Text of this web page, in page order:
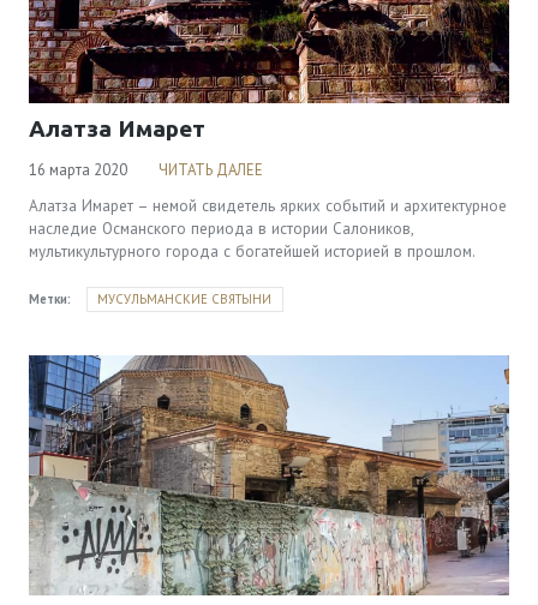
Алатза Имарет
16 марта 2020
ЧИТАТЬ ДАЛЕЕ
Алатза Имарет – немой свидетель ярких событий и архитектурное
наследие Османского периода в истории Салоников,
мультикультурного города с богатейшей историей в прошлом.
Метки: МУСУЛЬМАНСКИЕ СВЯТЫНИ